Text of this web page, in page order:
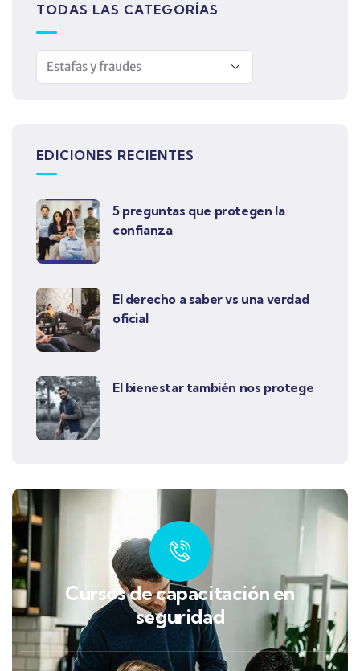
TODAS LAS CATEGORÍAS
EDICIONES RECIENTES
5 preguntas que protegen la
confianza
El derecho a saber vs una verdad
oficial
El bienestar también nos protege
Cursos de capacitación en
seguridad